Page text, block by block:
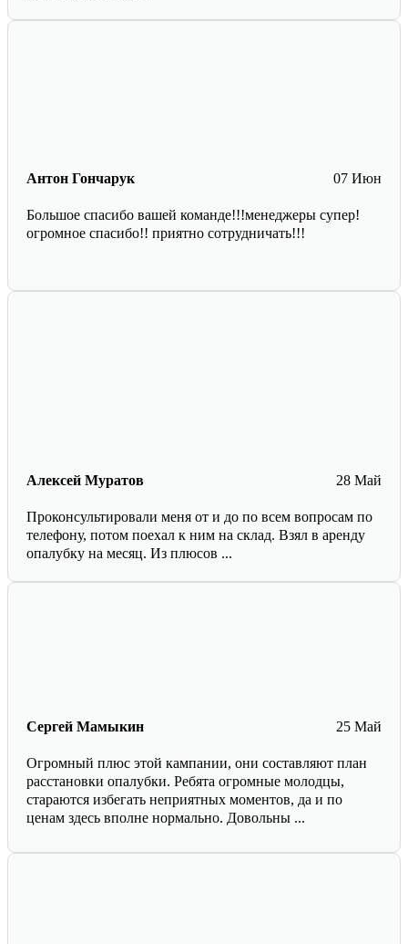
07 Июн
Антон Гончарук
Большое спасибо вашей команде!!!менеджеры супер!
огромное спасибо!! приятно сотрудничать!!!
28 Май
Алексей Муратов
Проконсультировали меня от и до по всем вопросам по
телефону, потом поехал к ним на склад. Взял в аренду
опалубку на месяц. Из плюсов ...
25 Май
Сергей Мамыкин
Огромный плюс этой кампании, они составляют план
расстановки опалубки. Ребята огромные молодцы,
стараются избегать неприятных моментов, да и по
ценам здесь вполне нормально. Довольны ...